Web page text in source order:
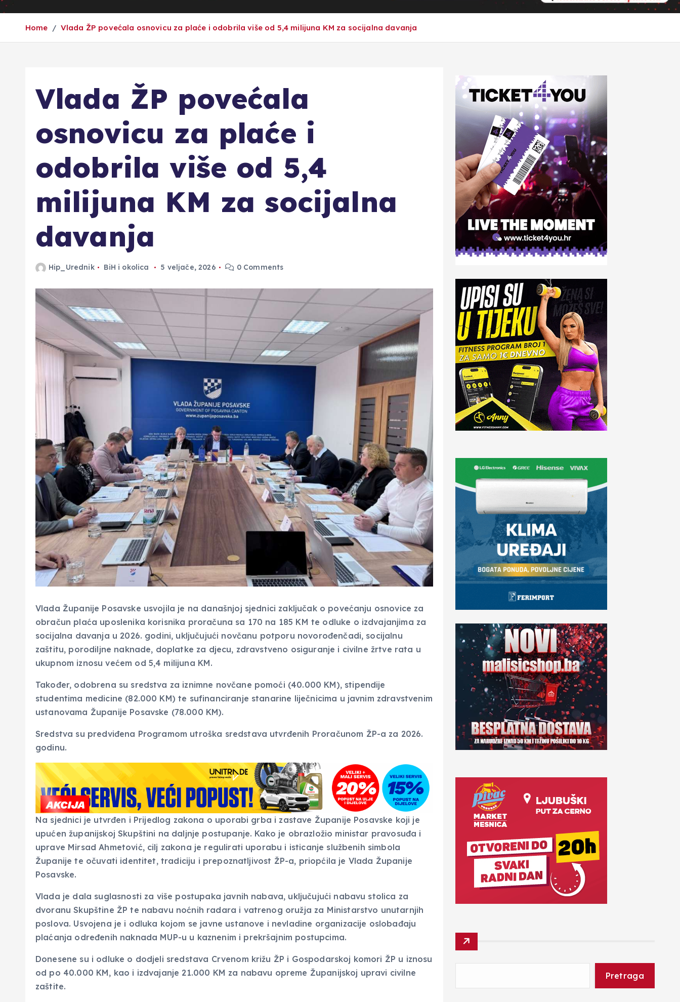
Home Vlada ŽP povećala osnovicu za plaće i odobrila više od 5,4 milijuna KM za socijalna davanja
Vlada ŽP povećala
osnovicu za plaće i
odobrila više od 5,4
milijuna KM za socijalna
davanja
Hip_Urednik BiH i okolica 5 veljače, 2026 0 Comments
Vlada Županije Posavske usvojila je na današnjoj sjednici zaključak o povećanju osnovice za
obračun plaća uposlenika korisnika proračuna sa 170 na 185 KM te odluke o izdvajanjima za
socijalna davanja u 2026. godini, uključujući novčanu potporu novorođenčadi, socijalnu
zaštitu, porodiljne naknade, doplatke za djecu, zdravstveno osiguranje i civilne žrtve rata u
ukupnom iznosu većem od 5,4 milijuna KM.
Također, odobrena su sredstva za iznimne novčane pomoći (40.000 KM), stipendije
studentima medicine (82.000 KM) te sufinanciranje stanarine liječnicima u javnim zdravstvenim
ustanovama Županije Posavske (78.000 KM).
Sredstva su predviđena Programom utroška sredstava utvrđenih Proračunom ŽP-a za 2026.
godinu.
Na sjednici je utvrđen i Prijedlog zakona o uporabi grba i zastave Županije Posavske koji je
upućen županijskoj Skupštini na daljnje postupanje. Kako je obrazložio ministar pravosuđa i
uprave Mirsad Ahmetović, cilj zakona je regulirati uporabu i isticanje službenih simbola
Županije te očuvati identitet, tradiciju i prepoznatljivost ŽP-a, priopćila je Vlada Županije
Posavske.
Vlada je dala suglasnosti za više postupaka javnih nabava, uključujući nabavu stolica za
dvoranu Skupštine ŽP te nabavu noćnih radara i vatrenog oružja za Ministarstvo unutarnjih
poslova. Usvojena je i odluka kojom se javne ustanove i nevladine organizacije oslobađaju
plaćanja određenih naknada MUP-u u kaznenim i prekršajnim postupcima.
Donesene su i odluke o dodjeli sredstava Crvenom križu ŽP i Gospodarskoj komori ŽP u iznosu
od po 40.000 KM, kao i izdvajanje 21.000 KM za nabavu opreme Županijskoj upravi civilne
zaštite.
Pretraga